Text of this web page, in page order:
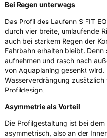
Rollgeräusch (Klasse)
Rollgeräusch (dB)72
Fahrzeugklasse C1
3PMSF /
EisgripNein
EPREL ID488201
Allgemeine
Bei Regen unterwegs
Das Profil des Laufenn S FIT
durch vier breite, umlaufende
auch bei starkem Regen der
Fahrbahn erhalten bleibt. Denn
aufnehmen und rasch nach
von Aquaplaning gesenkt
Wasserverdrängung
Profildesign.
Asymmetrie als Vorteil
Die Profilgestaltung ist bei
asymmetrisch, also an der